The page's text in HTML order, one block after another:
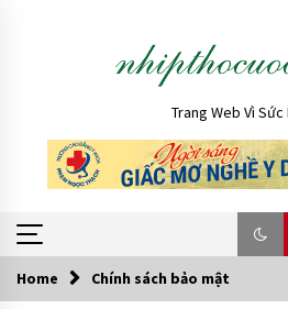
Trang Web Vì Sức
Trending Now
Home Chính sách bảo mật